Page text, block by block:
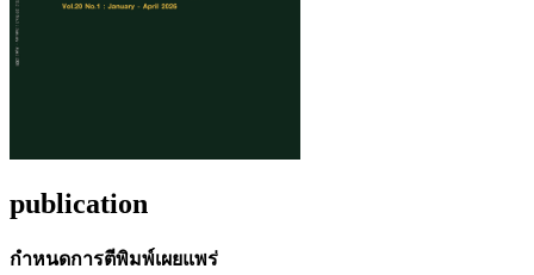
publication
กำหนดการตีพิมพ์เผยแพร่